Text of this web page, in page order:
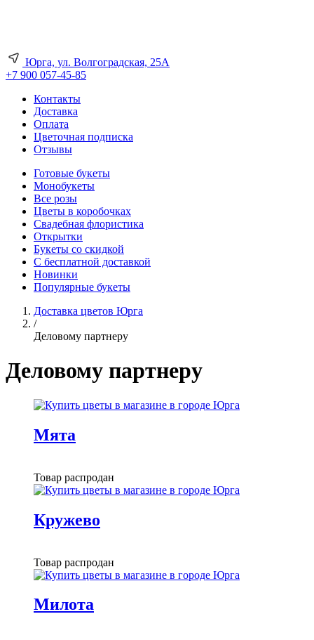
Юрга, ул. Волгоградская, 25А
+7 900 057-45-85
Контакты
Доставка
Оплата
Цветочная подписка
Отзывы
Готовые букеты
Монобукеты
Все розы
Цветы в коробочках
Свадебная флористика
Открытки
Букеты со скидкой
С бесплатной доставкой
Новинки
Популярные букеты
Доставка цветов Юрга
/
Деловому партнеру
Деловому партнеру
Мята
Товар распродан
Кружево
Товар распродан
Милота